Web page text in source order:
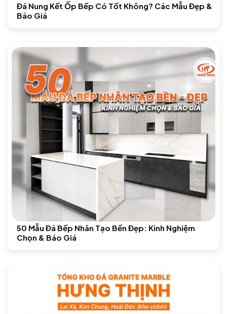
Đá Nung Kết Ốp Bếp Có Tốt Không? Các Mẫu Đẹp &
Báo Giá
50 Mẫu Đá Bếp Nhân Tạo Bền Đẹp: Kinh Nghiệm
Chọn & Báo Giá